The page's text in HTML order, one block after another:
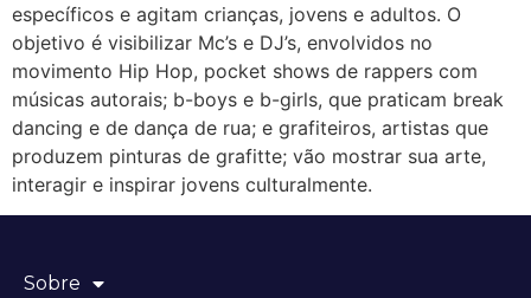
específicos e agitam crianças, jovens e adultos. O
objetivo é visibilizar Mc’s e DJ’s, envolvidos no
movimento Hip Hop, pocket shows de rappers com
músicas autorais; b-boys e b-girls, que praticam break
dancing e de dança de rua; e grafiteiros, artistas que
produzem pinturas de grafitte; vão mostrar sua arte,
interagir e inspirar jovens culturalmente.
Sobre